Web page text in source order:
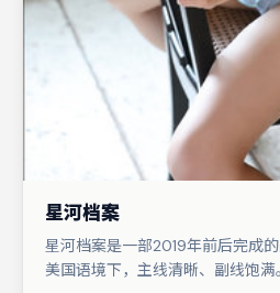
星河档案
星河档案是一部2019年前后完成
美国语境下，主线清晰、副线饱满